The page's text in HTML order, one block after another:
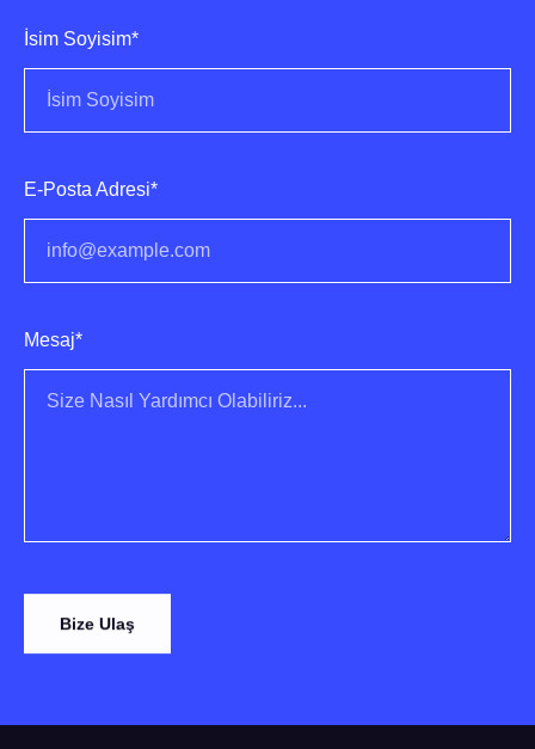
İsim Soyisim*
E-Posta Adresi*
Mesaj*
Bize Ulaş